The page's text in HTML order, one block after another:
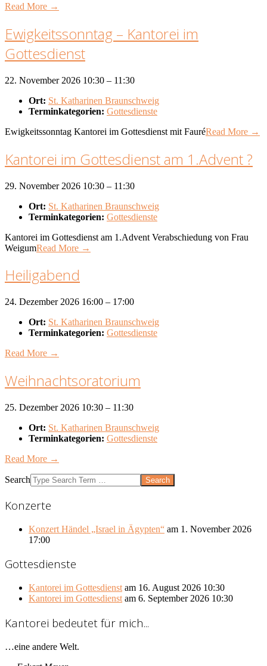
Read More →
Ewigkeitssonntag – Kantorei im
Gottesdienst
22. November 2026 10:30 – 11:30
Ort: St. Katharinen Braunschweig
Terminkategorien: Gottesdienste
Ewigkeitssonntag Kantorei im Gottesdienst mit FauréRead More →
Kantorei im Gottesdienst am 1.Advent ?
29. November 2026 10:30 – 11:30
Ort: St. Katharinen Braunschweig
Terminkategorien: Gottesdienste
Kantorei im Gottesdienst am 1.Advent Verabschiedung von Frau
WeigumRead More →
Heiligabend
24. Dezember 2026 16:00 – 17:00
Ort: St. Katharinen Braunschweig
Terminkategorien: Gottesdienste
Read More →
Weihnachtsoratorium
25. Dezember 2026 10:30 – 11:30
Ort: St. Katharinen Braunschweig
Terminkategorien: Gottesdienste
Read More →
Search
Konzerte
Konzert Händel „Israel in Ägypten“ am 1. November 2026
17:00
Gottesdienste
Kantorei im Gottesdienst am 16. August 2026 10:30
Kantorei im Gottesdienst am 6. September 2026 10:30
Kantorei bedeutet für mich...
…eine andere Welt.